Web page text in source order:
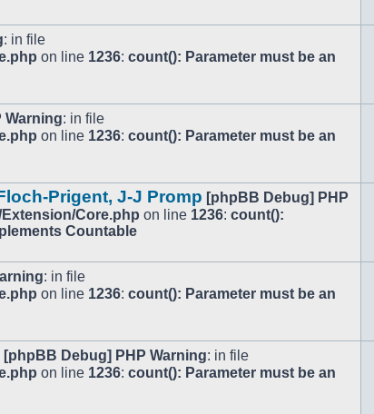
: in file
on line 1236: count(): Parameter must be an
Warning: in file
on line 1236: count(): Parameter must be an
Prigent, J-J Promp [phpBB Debug] PHP
Core.php on line 1236: count():
Countable
: in file
on line 1236: count(): Parameter must be an
[phpBB Debug] PHP Warning: in file
on line 1236: count(): Parameter must be an